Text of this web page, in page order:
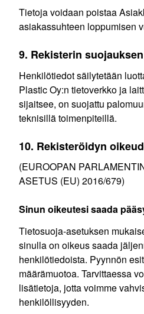
Tietoja voidaan poistaa
asiakassuhteen loppumisen
9. Rekisterin
Henkilötiedot säilytetään
Plastic Oy:n tietoverkko ja
sijaitsee, on suojattu
teknisillä toimenpiteillä.
10. Rekisteröidyn
(EUROOPAN
ASETUS (EU) 2016/679)
Sinun oikeutesi saada
Tietosuoja-asetuksen
sinulla on oikeus saada
henkilötiedoista. Pyynnön
määrämuotoa. Tarvittaessa
lisätietoja, jotta voimme
henkilöllisyyden.